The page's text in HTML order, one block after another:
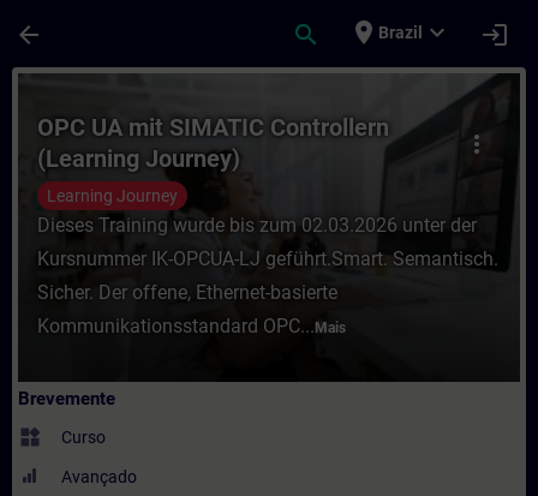
arrow_back search place Brazil expand_more login
Curso - OPC UA mit SIMATIC
more_vert
OPC UA mit SIMATIC Controllern
(Learning Journey)
Learning Journey
Dieses Training wurde bis zum 02.03.2026 unter der
Kursnummer IK-OPCUA-LJ geführt.Smart. Semantisch.
Sicher. Der offene, Ethernet-basierte
Kommunikationsstandard OPC... Mais
Brevemente
widgets Curso
Avançado